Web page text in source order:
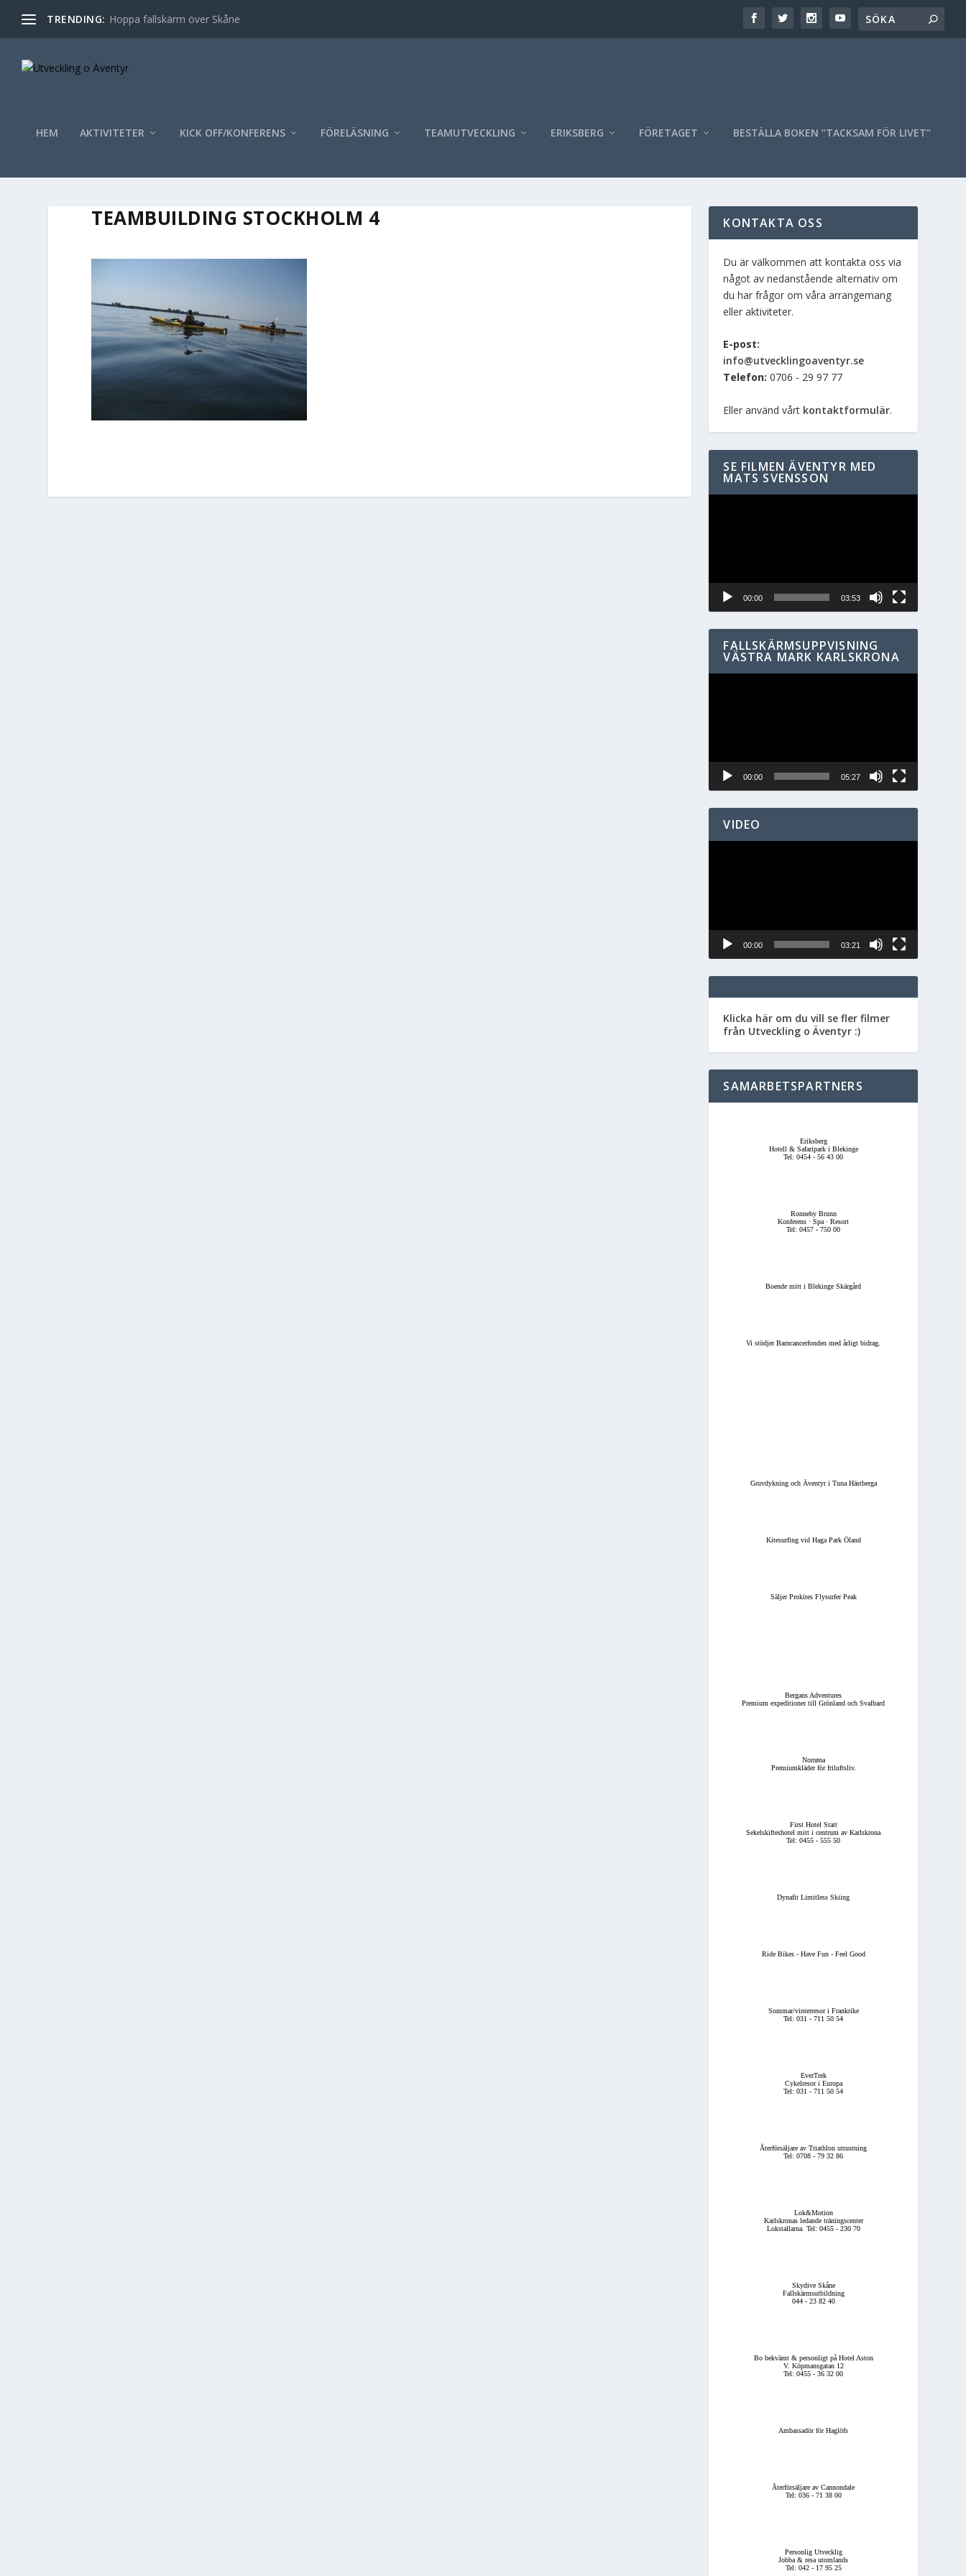
TRENDING: Hoppa fallskärm över Skåne
HEM AKTIVITETER KICK OFF/KONFERENS FÖRELÄSNING TEAMUTVECKLING ERIKSBERG FÖRETAGET BESTÄLLA BOKEN ”TACKSAM FÖR LIVET”
TEAMBUILDING STOCKHOLM 4 KONTAKTA OSS
Du är välkommen att kontakta oss via
något av nedanstående alternativ om
du har frågor om våra arrangemang
eller aktiviteter.
E-post:
info@utvecklingoaventyr.se
Telefon: 0706 - 29 97 77
Eller använd vårt kontaktformulär.
SE FILMEN ÄVENTYR MED
MATS SVENSSON
00:00 03:53
FALLSKÄRMSUPPVISNING
VÄSTRA MARK KARLSKRONA
00:00 05:27
VIDEO
00:00 03:21
Klicka här om du vill se fler filmer
från Utveckling o Äventyr :)
SAMARBETSPARTNERS
Eriksberg
Hotell & Safaripark i Blekinge
Tel: 0454 - 56 43 00
Ronneby Brunn
Konferens · Spa · Resort
Tel: 0457 - 750 00
Boende mitt i Blekinge Skärgård
Vi stödjer Barncancerfonden med årligt bidrag.
Gruvdykning och Äventyr i Tuna Hästberga
Kitesurfing vid Haga Park Öland
Säljer Prokites Flysurfer Peak
Bergans Adventures
Premium expeditioner till Grönland och Svalbard
Norrøna
Premiumkläder för friluftsliv.
First Hotel Statt
Sekelskifteshotel mitt i centrum av Karlskrona
Tel: 0455 - 555 50
Dynafit Limitless Skiing
Ride Bikes - Have Fun - Feel Good
Sommar/vinterresor i Frankrike
Tel: 031 - 711 50 54
EverTrek
Cykelresor i Europa
Tel: 031 - 711 50 54
Återförsäljare av Triathlon utrustning
Tel: 0708 - 79 32 86
Lok&Motion
Karlskronas ledande träningscenter
Lokstallarna. Tel: 0455 - 230 70
Skydive Skåne
Fallskärmsutbildning
044 - 23 82 40
Bo bekvämt & personligt på Hotel Aston
V. Köpmansgatan 12
Tel: 0455 - 36 32 00
Ambassadör för Haglöfs
Återförsäljare av Cannondale
Tel: 036 - 71 38 00
Personlig Utvecklig
Jobba & resa utomlands
Tel: 042 - 17 95 25